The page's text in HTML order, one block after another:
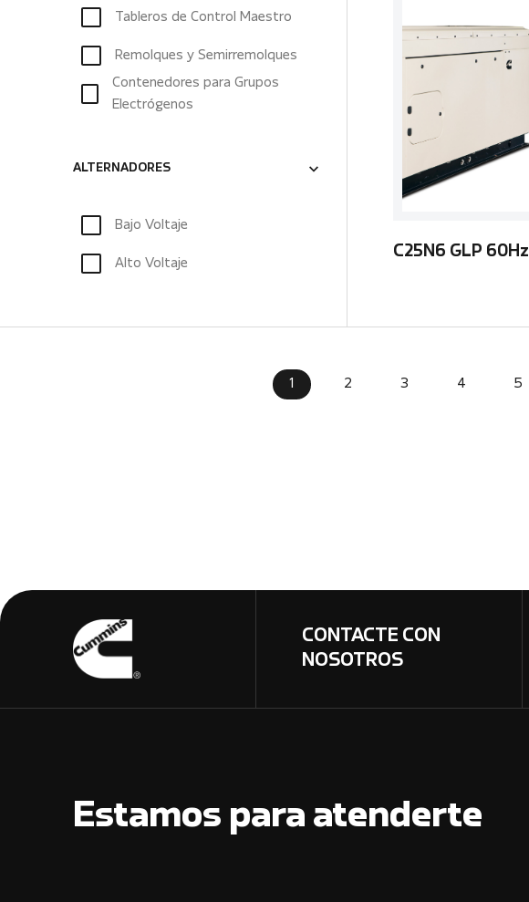
Tableros de Control Maestro
Remolques y Semirremolques
Contenedores para Grupos
Electrógenos
ALTERNADORES
Bajo Voltaje
Alto Voltaje
C25N6 GLP 60Hz
1 2 3 4 5
CONTACTE CON
NOSOTROS
Estamos para atenderte